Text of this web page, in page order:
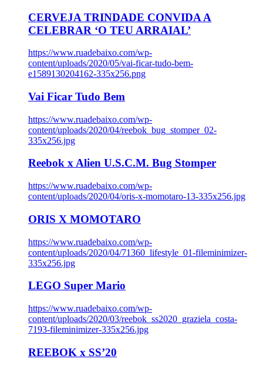
CERVEJA TRINDADE CONVIDA A
CELEBRAR ‘O TEU ARRAIAL’
https://www.ruadebaixo.com/wp-
content/uploads/2020/05/vai-ficar-tudo-bem-
e1589130204162-335x256.png
Vai Ficar Tudo Bem
https://www.ruadebaixo.com/wp-
content/uploads/2020/04/reebok_bug_stomper_02-
335x256.jpg
Reebok x Alien U.S.C.M. Bug Stomper
https://www.ruadebaixo.com/wp-
content/uploads/2020/04/oris-x-momotaro-13-335x256.jpg
ORIS X MOMOTARO
https://www.ruadebaixo.com/wp-
content/uploads/2020/04/71360_lifestyle_01-fileminimizer-
335x256.jpg
LEGO Super Mario
https://www.ruadebaixo.com/wp-
content/uploads/2020/03/reebok_ss2020_graziela_costa-
7193-fileminimizer-335x256.jpg
REEBOK x SS’20